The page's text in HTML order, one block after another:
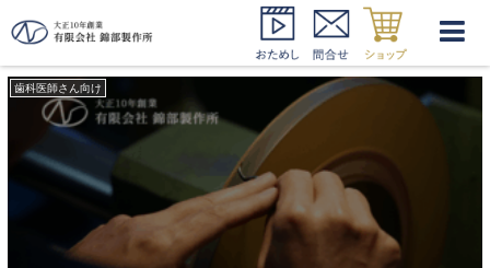
TK2?１L
歯科医師さん向け